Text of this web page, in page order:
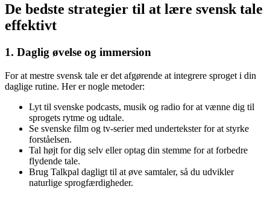
De bedste strategier til at lære svensk tale
effektivt
1. Daglig øvelse og immersion
For at mestre svensk tale er det afgørende at integrere sproget i din
daglige rutine. Her er nogle metoder:
Lyt til svenske podcasts, musik og radio for at vænne dig til
sprogets rytme og udtale.
Se svenske film og tv-serier med undertekster for at styrke
forståelsen.
Tal højt for dig selv eller optag din stemme for at forbedre
flydende tale.
Brug Talkpal dagligt til at øve samtaler, så du udvikler
naturlige sprogfærdigheder.